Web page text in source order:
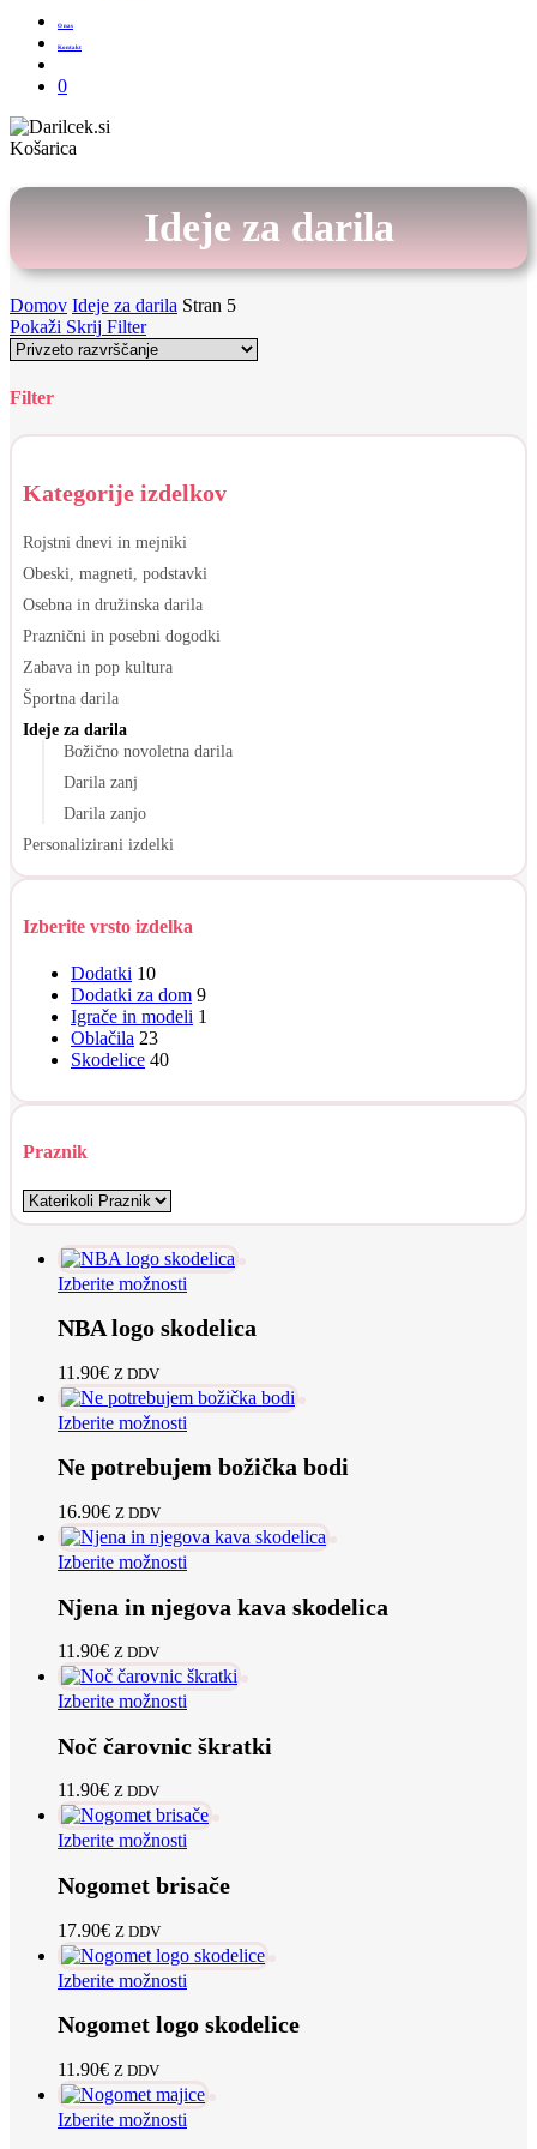
O nas
Kontakt
0
Košarica
Ideje za darila
Domov Ideje za darila Stran 5
Pokaži Skrij Filter
Filter
Skrij
Kategorije izdelkov
Rojstni dnevi in mejniki
Obeski, magneti, podstavki
Osebna in družinska darila
Praznični in posebni dogodki
Zabava in pop kultura
Športna darila
Ideje za darila
Božično novoletna darila
Darila zanj
Darila zanjo
Personalizirani izdelki
Izberite vrsto izdelka
Dodatki 10
Dodatki za dom 9
Igrače in modeli 1
Oblačila 23
Skodelice 40
Praznik
Izberite možnosti
ima
Možnosti
lahko
izberete
strani
NBA logo skodelica
11.90€ Z DDV
Izberite možnosti
ima
Možnosti
lahko
izberete
strani
Ne potrebujem božička bodi
16.90€ Z DDV
Izberite možnosti
ima
več
Možnosti
lahko
izberete
na
strani
Njena in njegova kava skodelica
11.90€ Z DDV
Izberite možnosti
ima
Možnosti
lahko
izberete
strani
Noč čarovnic škratki
11.90€ Z DDV
Izberite možnosti
ima
Možnosti
lahko
izberete
strani
Nogomet brisače
17.90€ Z DDV
Izberite možnosti
ima
Možnosti
lahko
izberete
Nogomet logo skodelice
11.90€ Z DDV
Izberite možnosti